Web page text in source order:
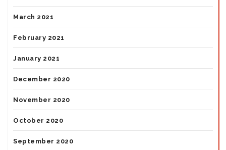
March 2021
February 2021
January 2021
December 2020
November 2020
October 2020
September 2020